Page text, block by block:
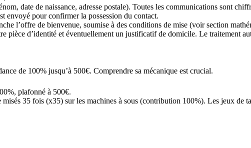
date de naissance, adresse postale). Toutes les communications sont
envoyé pour confirmer la possession du contact.
l’offre de bienvenue, soumise à des conditions de mise (voir section
pièce d’identité et éventuellement un justificatif de domicile. Le traitement
de 100% jusqu’à 500€. Comprendre sa mécanique est crucial.
plafonné à 500€.
35 fois (x35) sur les machines à sous (contribution 100%). Les jeux de